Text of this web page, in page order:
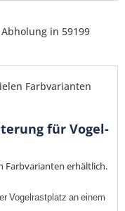
in 59199
Farbvarianten
für Vogel-
Farbvarianten erhältlich.
Vogelrastplatz an einem